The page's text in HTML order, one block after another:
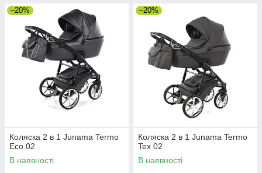
–20%
Коляска 2 в 1 Junama Termo
Eco 02
В наявності
–20%
Коляска 2 в 1 Junama Termo
Tex 02
В наявності